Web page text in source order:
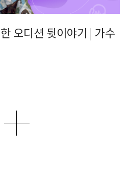
오디션 뒷이야기 | 가수